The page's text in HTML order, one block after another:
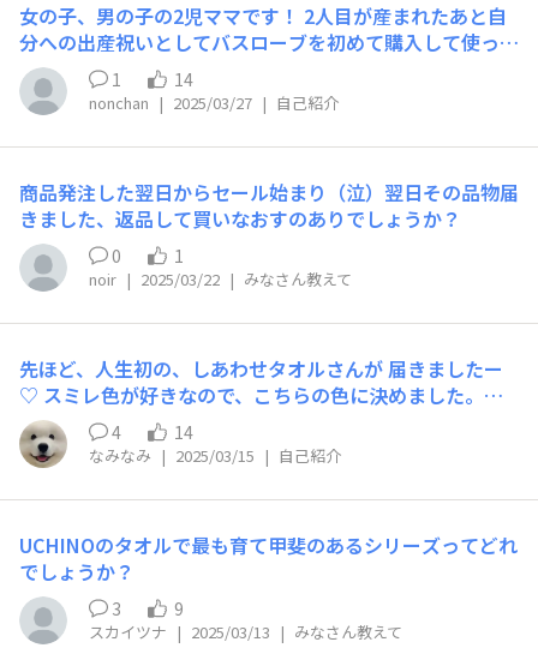
女の子、男の子の2児ママです！ 2人目が産まれたあと自
分への出産祝いとしてバスローブを初めて購入して使って
います!!♡♡♡ 子どものお風呂をしていると自分よりも先
に子どもの支度をするので身体が冷え冷えしてしまう事に
困っていたのですが、バスローブを使ってみたらサッと羽
織るだけで余分な水分を吸収してくれるし、身体の体温を
1 14
nonchan | 2025/03/27 | 自己紹介
商品発注した翌日からセール始まり（泣）翌日その品物届
きました、返品して買いなおすのありでしょうか？
0 1
noir | 2025/03/22 | みなさん教えて
先ほど、人生初の、しあわせタオルさんが 届きましたー
♡ スミレ色が好きなので、こちらの色に決めました。ネ
ットで注文したから、ドキドキしましたが、素敵な色と肌
触りで、嬉しいです。 しあわせタオルをこれから心ゆく
まで 味わいつくします😆♪ ウチノさんのある暮らしをた
のしみま〜す。 初心者🔰なので、 イロイロ情報交換でき
4 14
なみなみ | 2025/03/15 | 自己紹介
UCHINOのタオルで最も育て甲斐のあるシリーズってどれ
でしょうか？
3 9
スカイツナ | 2025/03/13 | みなさん教えて